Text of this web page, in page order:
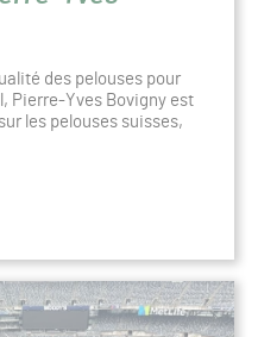
des pelouses pour
Pierre-Yves Bovigny est
les pelouses suisses,